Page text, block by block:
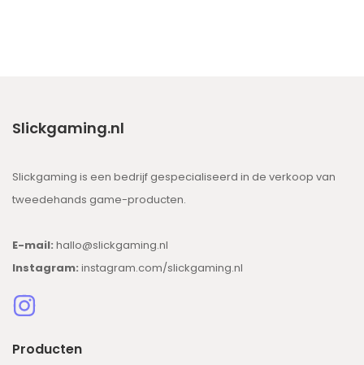
Slickgaming.nl
Slickgaming is een bedrijf gespecialiseerd in de verkoop van
tweedehands game-producten.
E-mail: hallo@slickgaming.nl
Instagram: instagram.com/slickgaming.nl
Producten